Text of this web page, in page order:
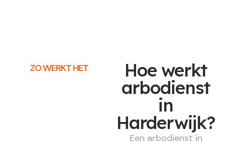
ZO WERKT HET Hoe werkt
arbodienst
in
Harderwijk?
Een arbodienst in